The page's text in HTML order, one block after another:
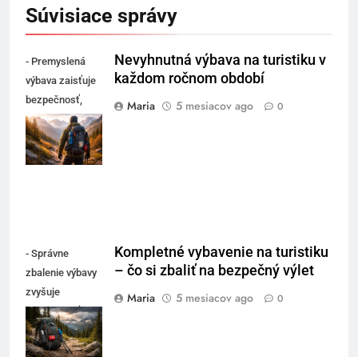
Súvisiace správy
- Premyslená
výbava zaisťuje
bezpečnosť,
pohodlie a istotu
v každom
ročnom období.
Nevyhnutná výbava na turistiku v
každom ročnom období
Maria
5 mesiacov ago 0
- Správne
zbalenie výbavy
zvyšuje
bezpečnosť a
pohodlie počas
výletu
Kompletné vybavenie na turistiku
– čo si zbaliť na bezpečný výlet
Maria
5 mesiacov ago 0